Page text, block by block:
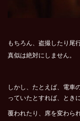
もちろん、盗撮したり尾
真似は絶対にしません。
しかし、たとえば、電車
っていたとすれば、とき
覆われたり、席を変わら